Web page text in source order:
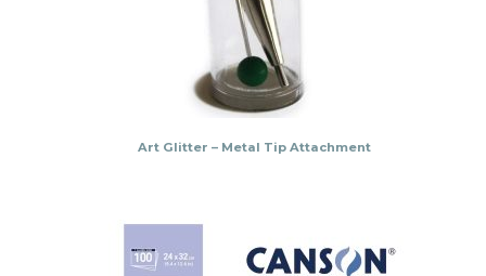
Art Glitter – Metal Tip Attachment